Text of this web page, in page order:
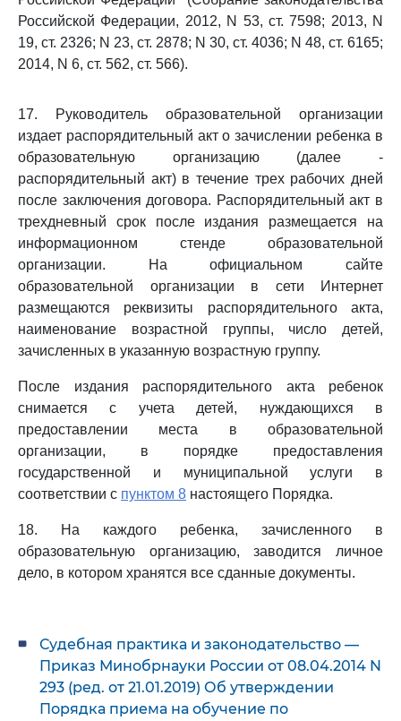
Российской Федерации, 2012, N 53, ст. 7598; 2013, N
19, ст. 2326; N 23, ст. 2878; N 30, ст. 4036; N 48, ст. 6165;
2014, N 6, ст. 562, ст. 566).
17. Руководитель образовательной организации
издает распорядительный акт о зачислении ребенка в
образовательную организацию (далее -
распорядительный акт) в течение трех рабочих дней
после заключения договора. Распорядительный акт в
трехдневный срок после издания размещается на
информационном стенде образовательной
организации. На официальном сайте
образовательной организации в сети Интернет
размещаются реквизиты распорядительного акта,
наименование возрастной группы, число детей,
зачисленных в указанную возрастную группу.
После издания распорядительного акта ребенок
снимается с учета детей, нуждающихся в
предоставлении места в образовательной
организации, в порядке предоставления
государственной и муниципальной услуги в
соответствии с пунктом 8 настоящего Порядка.
18. На каждого ребенка, зачисленного в
образовательную организацию, заводится личное
дело, в котором хранятся все сданные документы.
Судебная практика и законодательство —
Приказ Минобрнауки России от 08.04.2014 N
293 (ред. от 21.01.2019) Об утверждении
Порядка приема на обучение по